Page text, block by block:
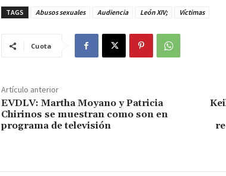
TAGS Abusos sexuales Audiencia León XIV; Víctimas
Cuota
Artículo anterior
EVDLV: Martha Moyano y Patricia
Chirinos se muestran como son en
programa de televisión